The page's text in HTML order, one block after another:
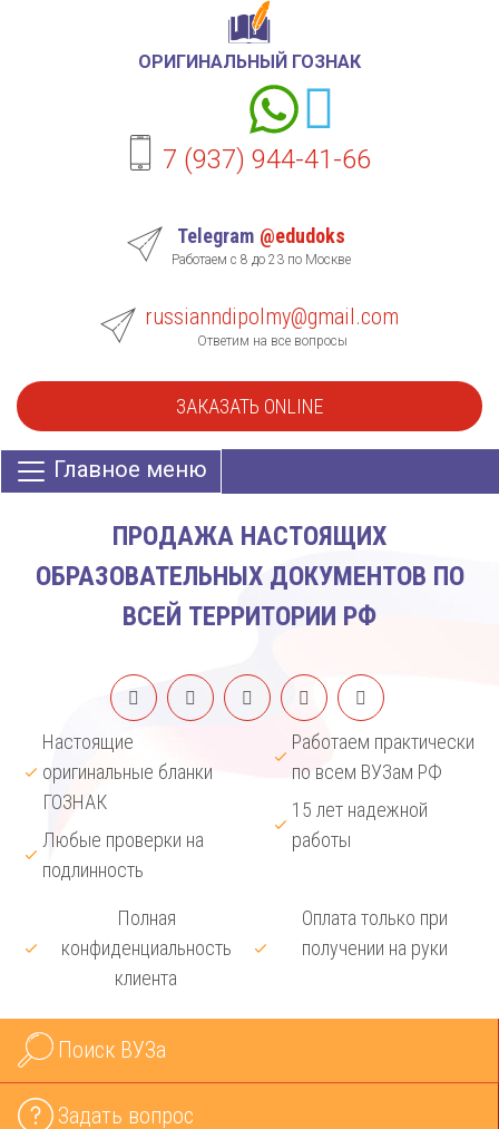
ОРИГИНАЛЬНЫЙ ГОЗНАК
7 (937) 944-41-66
Telegram @edudoks
Работаем с 8 до 23 по Москве
russianndipolmy@gmail.com
Ответим на все вопросы
ЗАКАЗАТЬ ONLINE
Главное меню
ПРОДАЖА НАСТОЯЩИХ
ОБРАЗОВАТЕЛЬНЫХ ДОКУМЕНТОВ ПО
ВСЕЙ ТЕРРИТОРИИ РФ
Настоящие
оригинальные бланки
ГОЗНАК
Любые проверки на
подлинность
Работаем практически
по всем ВУЗам РФ
15 лет надежной
работы
Полная
конфиденциальность
клиента
Оплата только при
получении на руки
Поиск ВУЗа
Задать вопрос